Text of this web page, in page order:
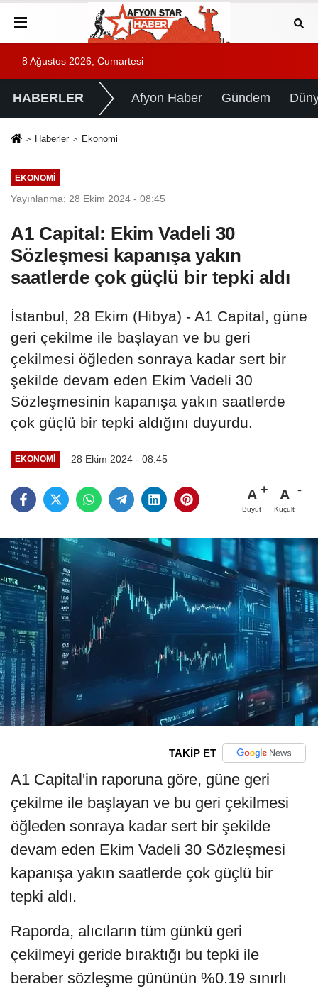
8 Ağustos 2026, Cumartesi
HABERLER Afyon Haber Gündem
Haberler Ekonomi
EKONOMI
Yayınlanma: 28 Ekim 2024 - 08:45
A1 Capital: Ekim Vadeli 30
Sözleşmesi kapanışa yakın
saatlerde çok güçlü bir tepki aldı
İstanbul, 28 Ekim (Hibya) - A1 Capital, güne
geri çekilme ile başlayan ve bu geri
çekilmesi öğleden sonraya kadar sert bir
şekilde devam eden Ekim Vadeli 30
Sözleşmesinin kapanışa yakın saatlerde
çok güçlü bir tepki aldığını duyurdu.
EKONOMI 28 Ekim 2024 - 08:45
A
Büyüt
A
Küçült
TAKİP ET
A1 Capital'in raporuna göre, güne geri
çekilme ile başlayan ve bu geri çekilmesi
öğleden sonraya kadar sert bir şekilde
devam eden Ekim Vadeli 30 Sözleşmesi
kapanışa yakın saatlerde çok güçlü bir
tepki aldı.
Raporda, alıcıların tüm günkü geri
çekilmeyi geride bıraktığı bu tepki ile
beraber sözleşme gününün %0.19 sınırlı